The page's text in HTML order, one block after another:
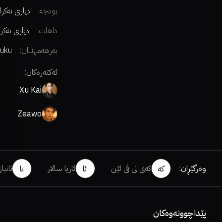
بودجە:
دیاری
داهات:
دیاری
بەرهەمهێنان:
ئەکتەرەکان:
Xu Kai
Zeawo
وەرگێڕان: کە کەی تی ڤی ئێن ئا ئاریا سالار تا
پێداچوونەوەکان